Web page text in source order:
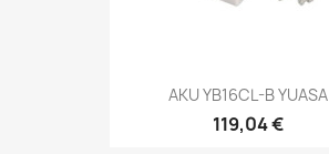
AKU YB16CL-B YUASA
119,04 €